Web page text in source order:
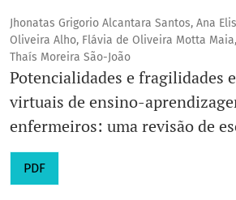
Jhonatas Grigorio Alcantara Santos, Ana
Oliveira Alho, Flávia de Oliveira Motta Maia,
Thaís Moreira São-João
Potencialidades e fragilidades
virtuais de ensino-
enfermeiros: uma revisão de
PDF